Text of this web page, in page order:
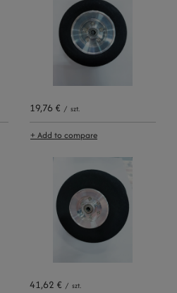
19,76 € / szt.
+ Add to compare
41,62 € / szt.